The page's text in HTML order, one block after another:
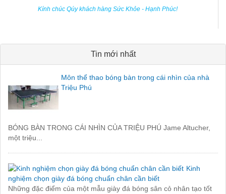
Kính chúc Qúy khách hàng Sức Khỏe - Hạnh Phúc!
Tin mới nhất
Môn thể thao bóng bàn trong cái nhìn của nhà
Triệu Phú
BÓNG BÀN TRONG CÁI NHÌN CỦA TRIỆU PHÚ Jame Altucher,
một triệu...
Kinh
nghiệm chọn giày đá bóng chuẩn chân cần biết
Những đặc điểm của một mẫu giày đá bóng sân cỏ nhân tạo tốt